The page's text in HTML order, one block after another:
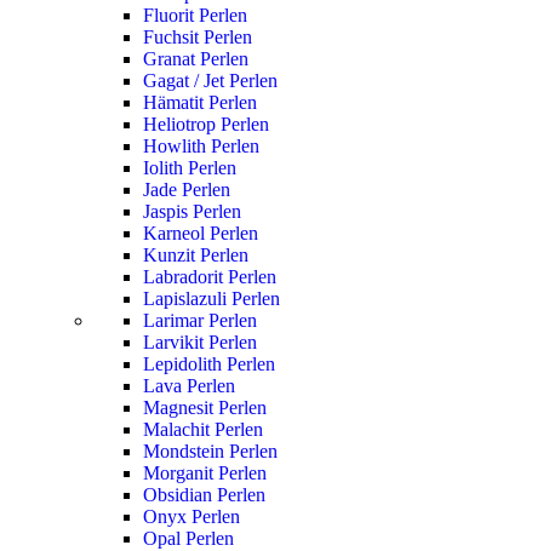
Fluorit Perlen
Fuchsit Perlen
Granat Perlen
Gagat / Jet Perlen
Hämatit Perlen
Heliotrop Perlen
Howlith Perlen
Iolith Perlen
Jade Perlen
Jaspis Perlen
Karneol Perlen
Kunzit Perlen
Labradorit Perlen
Lapislazuli Perlen
Larimar Perlen
Larvikit Perlen
Lepidolith Perlen
Lava Perlen
Magnesit Perlen
Malachit Perlen
Mondstein Perlen
Morganit Perlen
Obsidian Perlen
Onyx Perlen
Opal Perlen